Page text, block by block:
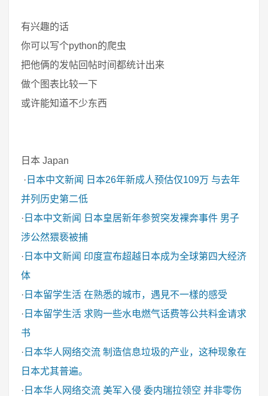
有兴趣的话
你可以写个python的爬虫
把他俩的发帖回帖时间都统计出来
做个图表比较一下
或许能知道不少东西
日本 Japan
· 日本中文新闻
日本26年新成人预估仅109万 与去年
并列历史第二低
· 日本中文新闻
日本皇居新年参贺突发裸奔事件 男子
涉公然猥亵被捕
· 日本中文新闻 印度宣布超越日本成为全球第四大经济
体
· 日本留学生活 在熟悉的城市，遇見不一樣的感受
· 日本留学生活 求购一些水电燃气话费等公共料金请求
书
· 日本华人网络交流 制造信息垃圾的产业，这种现象在
日本尤其普遍。
· 日本华人网络交流 美军入侵 委内瑞拉领空 并非零伤